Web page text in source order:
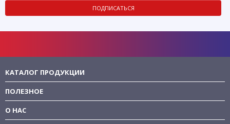
ПОДПИСАТЬСЯ
КАТАЛОГ ПРОДУКЦИИ
ПОЛЕЗНОЕ
О НАС